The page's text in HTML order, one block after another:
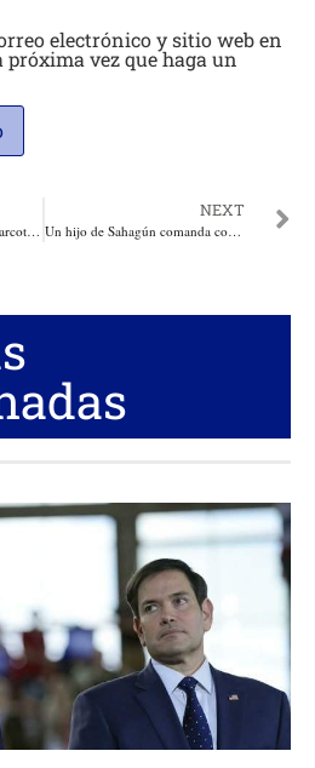
electrónico y sitio web en
vez que haga un
Integrante de la “junta del narcotráfico”, testigo de la DEA, denunció a Petro en USA y en la Comisión de Acusaciones
NEXT
Un hijo de Sahagún comanda con altura la Decimoprimera Brigada del ejército. Por: Silverio José Herrera Caraballo